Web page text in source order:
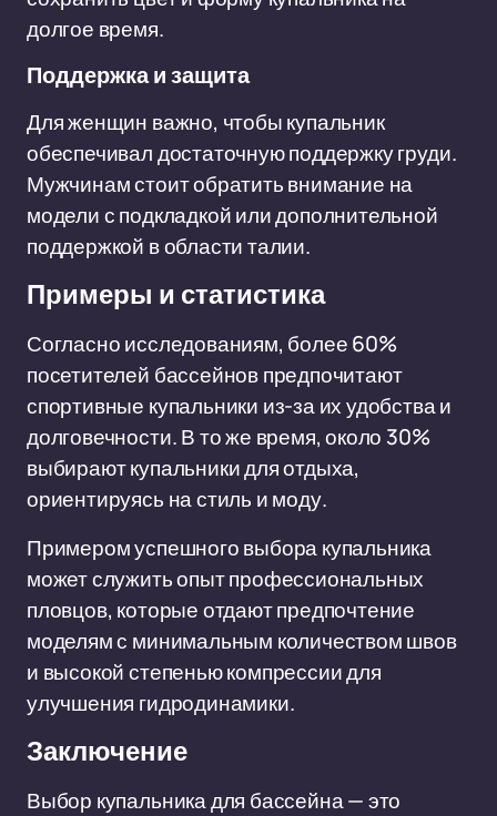
долгое время.
Поддержка и защита
Для женщин важно, чтобы купальник
обеспечивал достаточную поддержку груди.
Мужчинам стоит обратить внимание на
модели с подкладкой или дополнительной
поддержкой в области талии.
Примеры и статистика
Согласно исследованиям, более 60%
посетителей бассейнов предпочитают
спортивные купальники из-за их удобства и
долговечности. В то же время, около 30%
выбирают купальники для отдыха,
ориентируясь на стиль и моду.
Примером успешного выбора купальника
может служить опыт профессиональных
пловцов, которые отдают предпочтение
моделям с минимальным количеством швов
и высокой степенью компрессии для
улучшения гидродинамики.
Заключение
Выбор купальника для бассейна — это